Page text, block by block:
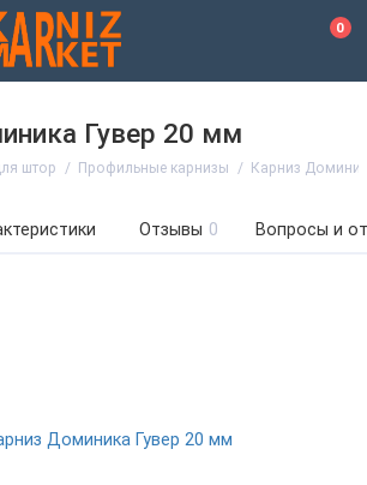
0
Гувер 20 мм
штор Профильные карнизы Карниз
Отзывы 0 Вопросы и